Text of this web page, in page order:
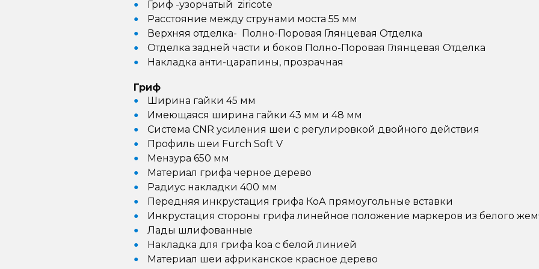
Гриф -узорчатый ziricote
Расстояние между струнами моста 55 мм
Верхняя отделка- Полно-Поровая Глянцевая Отделка
Отделка задней части и боков Полно-Поровая Глянцевая Отделка
Накладка анти-царапины, прозрачная
Гриф
Ширина гайки 45 мм
Имеющаяся ширина гайки 43 мм и 48 мм
Система CNR усиления шеи с регулировкой двойного действия
Профиль шеи Furch Soft V
Мензура 650 мм
Материал грифа черное дерево
Радиус накладки 400 мм
Передняя инкрустация грифа КоА прямоугольные вставки
Инкрустация стороны грифа линейное положение маркеров из белого
Лады шлифованные
Накладка для грифа koa с белой линией
Материал шеи африканское красное дерево